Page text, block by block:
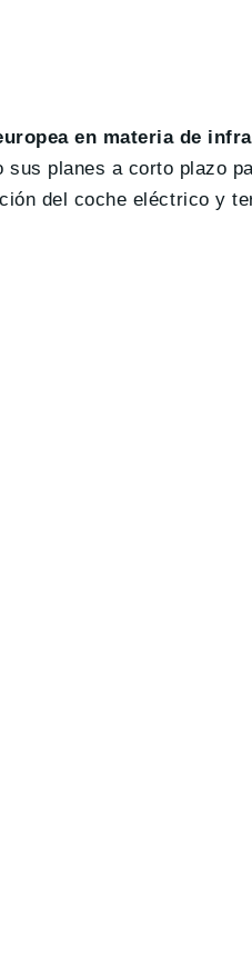
en materia de
sus planes a corto plazo
del coche eléctrico y